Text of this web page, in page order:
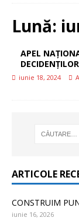
Lună:
APEL
iunie 18, 2024
ARTICOLE
CONSTRUIM
iunie 16, 2026